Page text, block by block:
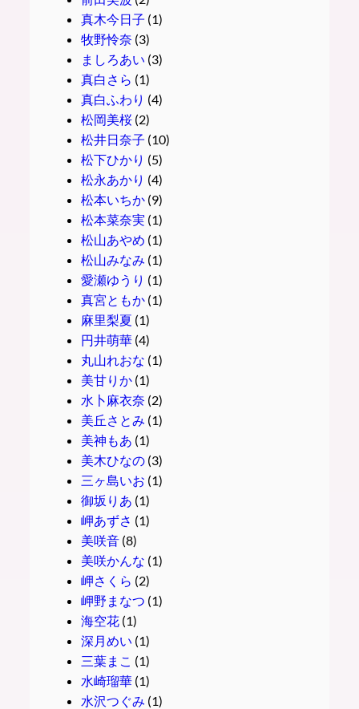
真木今日子 (1)
牧野怜奈 (3)
ましろあい (3)
真白さら (1)
真白ふわり (4)
松岡美桜(2)
松井日奈子 (10)
松下ひかり (5)
松永あかり (4)
松本いちか(9)
松本菜奈実 (1)
松山あやめ (1)
松山みなみ (1)
愛瀬ゆうり (1)
真宮ともか(1)
麻里梨夏 (1)
円井萌華(4)
丸山れおな (1)
美甘りか(1)
水卜麻衣奈 (2)
美丘さとみ (1)
美神もあ (1)
美木ひなの(3)
三ヶ島いお (1)
御坂りあ (1)
岬あずさ (1)
美咲音(8)
美咲かんな (1)
岬さくら (2)
岬野まなつ (1)
海空花(1)
深月めい (1)
三葉まこ (1)
水崎瑠華(1)
水沢つぐみ (1)